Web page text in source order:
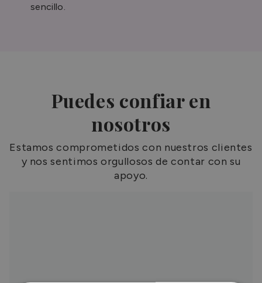
sencillo.
Puedes confiar en
nosotros
Estamos comprometidos con nuestros clientes
y nos sentimos orgullosos de contar con su
apoyo.